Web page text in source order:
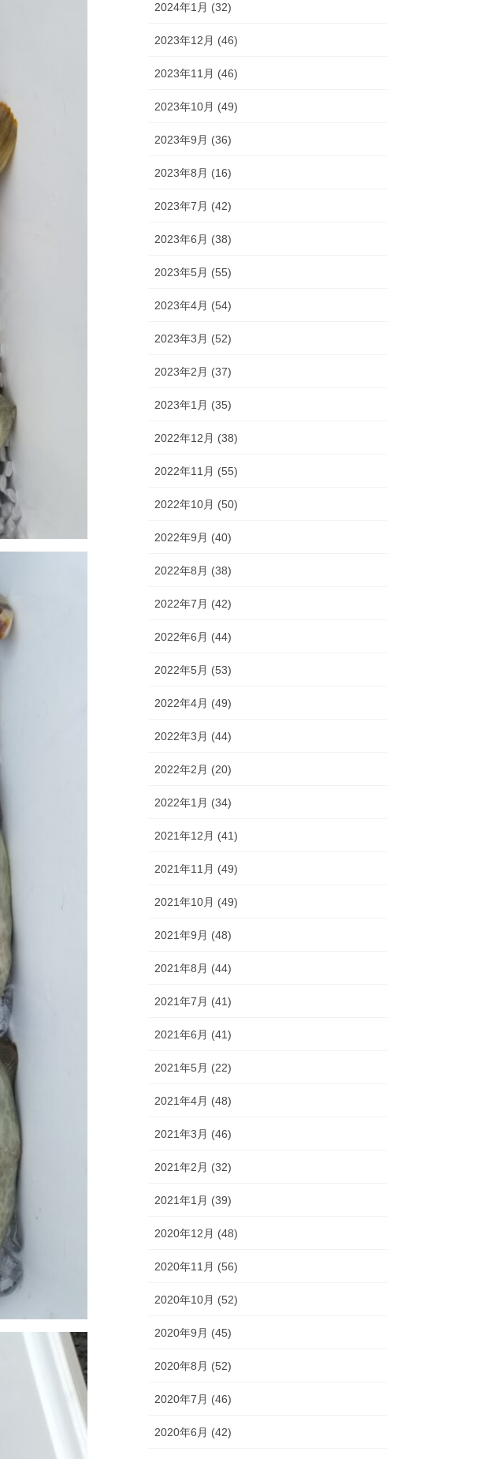
2024年1月 (32)
2023年12月 (46)
2023年11月 (46)
2023年10月 (49)
2023年9月 (36)
2023年8月 (16)
2023年7月 (42)
2023年6月 (38)
2023年5月 (55)
2023年4月 (54)
2023年3月 (52)
2023年2月 (37)
2023年1月 (35)
2022年12月 (38)
2022年11月 (55)
2022年10月 (50)
2022年9月 (40)
2022年8月 (38)
2022年7月 (42)
2022年6月 (44)
2022年5月 (53)
2022年4月 (49)
2022年3月 (44)
2022年2月 (20)
2022年1月 (34)
2021年12月 (41)
2021年11月 (49)
2021年10月 (49)
2021年9月 (48)
2021年8月 (44)
2021年7月 (41)
2021年6月 (41)
2021年5月 (22)
2021年4月 (48)
2021年3月 (46)
2021年2月 (32)
2021年1月 (39)
2020年12月 (48)
2020年11月 (56)
2020年10月 (52)
2020年9月 (45)
2020年8月 (52)
2020年7月 (46)
2020年6月 (42)